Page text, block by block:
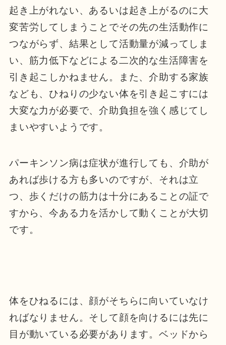
起き上がれない、あるいは起き上がるのに大
変苦労してしまうことでその先の生活動作に
つながらず、結果として活動量が減ってしま
い、筋力低下などによる二次的な生活障害を
引き起こしかねません。また、介助する家族
なども、ひねりの少ない体を引き起こすには
大変な力が必要で、介助負担を強く感じてし
まいやすいようです。
パーキンソン病は症状が進行しても、介助が
あれば歩ける方も多いのですが、それは立
つ、歩くだけの筋力は十分にあることの証で
すから、今ある力を活かして動くことが大切
です。
体をひねるには、顔がそちらに向いていなけ
ればなりません。そして顔を向けるには先に
目が動いている必要があります。ベッドから